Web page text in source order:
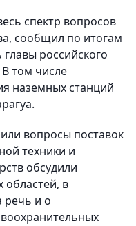
спектр вопросов
сообщил по итогам
российского
том числе
наземных станций
вопросы поставок
техники и
обсудили
областей, в
речь и о